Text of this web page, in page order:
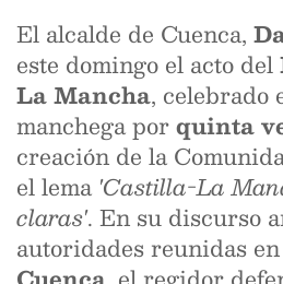
El alcalde de Cuenca,
este domingo el acto del
La Mancha, celebrado
manchega porquinta
creación de la
el lema 'Castilla-La
claras'. En su discurso
autoridades reunidas